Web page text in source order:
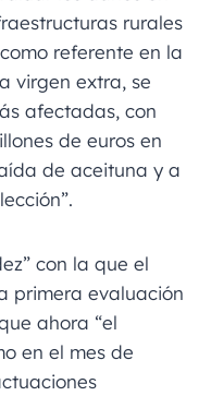
rurales
referente en la
virgen extra, se
afectadas, con
de euros en
de aceituna y a
con la que el
primera evaluación
ahora “el
en el mes de